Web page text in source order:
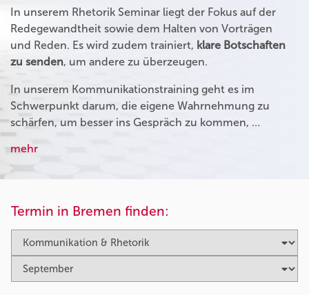
In unserem Rhetorik Seminar liegt der Fokus auf der
Redegewandtheit sowie dem Halten von Vorträgen
und Reden. Es wird zudem trainiert, klare Botschaften
zu senden, um andere zu überzeugen.
In unserem Kommunikationstraining geht es im
Schwerpunkt darum, die eigene Wahrnehmung zu
schärfen, um besser ins Gespräch zu kommen, …
mehr
Termin in Bremen finden: